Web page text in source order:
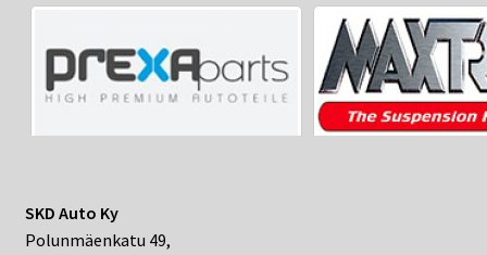
SKD Auto Ky
Polunmäenkatu 49,